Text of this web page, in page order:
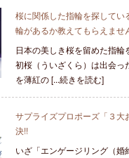
桜に関係した指輪を探してい
輪があるか教えてもらえませ
日本の美しき桜を留めた指輪
初桜（ういざくら）は出会っ
を薄紅の [...続きを読む]
サプライズプロポーズ「３大
決!!
いざ「エンゲージリング（婚